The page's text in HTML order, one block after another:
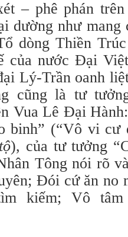
– phê phán
dường như mang
dòng Thiền
của nước Đại
Lý-Trần oanh
cũng là tư
Vua Lê Đại
binh” (“Vô vi
), của tư tưởng
Tông nói rõ
Đói cứ ăn no
kiếm; Vô